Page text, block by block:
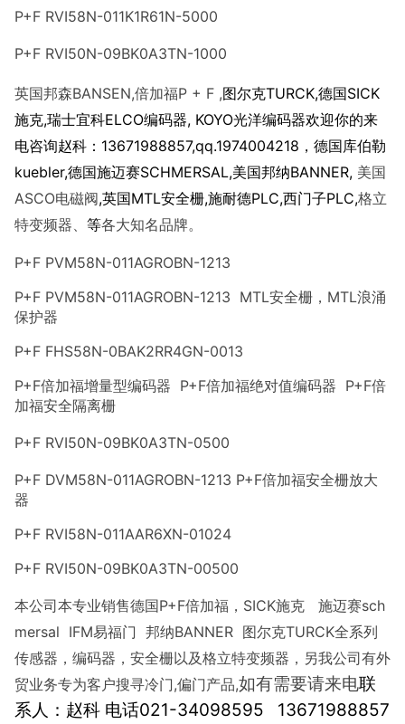
P+F RVI58N-011K1R61N-5000
P+F RVI50N-09BK0A3TN-1000
英国邦森BANSEN,倍加福P + F ,图尔克TURCK,德国SICK
施克,瑞士宜科ELCO编码器, KOYO光洋编码器欢迎你的来
电咨询赵科： 13671988857,qq.1974004218 ，德国库伯勒
kuebler,德国施迈赛SCHMERSAL,美国邦纳BANNER, 美国
ASCO电磁阀,英国MTL安全栅,施耐德PLC,西门子PLC,格立
特变频器、 等各大知名品牌。
P+F PVM58N-011AGROBN-1213
P+F PVM58N-011AGROBN-1213 MTL安全栅，MTL浪涌
保护器
P+F FHS58N-0BAK2RR4GN-0013
P+F倍加福增量型编码器 P+F倍加福绝对值编码器 P+F倍
加福安全隔离栅
P+F RVI50N-09BK0A3TN-0500
P+F DVM58N-011AGROBN-1213 P+F倍加福安全栅放大
器
P+F RVI58N-011AAR6XN-01024
P+F RVI50N-09BK0A3TN-00500
本公司本专业销售德国 P+F倍加福， SICK施克 施迈赛sch
mersal IFM易福门 邦纳BANNER 图尔克TURCK全系列
传感器，编码器，安全栅以及格立特变频器，另我公司有外
贸业务专为客户搜寻冷门,偏门产品,如有需要请来电联
系人：赵科 电话021-34098595 13671988857